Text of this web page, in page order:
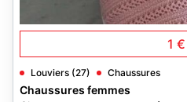
1 €
Louviers (27) Chaussures
Chaussures femmes